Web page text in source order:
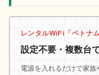
レンタルWiFi「ベトナ
設定不要・複数台
電源を入れるだけで家